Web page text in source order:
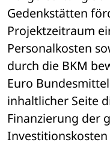
Gedenkstätten
Projektzeitraum
Personalkosten
durch die BKM
Euro
inhaltlicher Seite
Finanzierung der
Investitionskosten